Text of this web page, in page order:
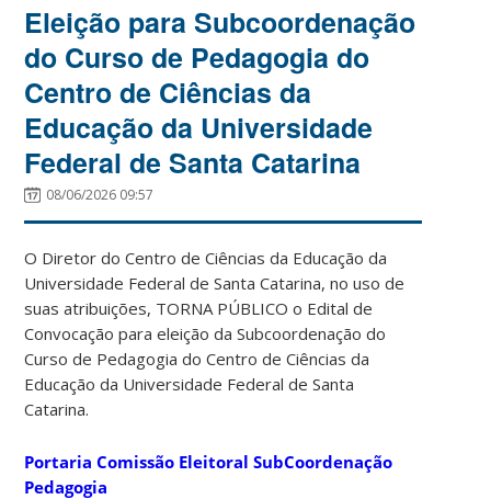
Eleição para Subcoordenação
do Curso de Pedagogia do
Centro de Ciências da
Educação da Universidade
Federal de Santa Catarina
08/06/2026 09:57
O Diretor do Centro de Ciências da Educação da
Universidade Federal de Santa Catarina, no uso de
suas atribuições, TORNA PÚBLICO o Edital de
Convocação para eleição da Subcoordenação do
Curso de Pedagogia do Centro de Ciências da
Educação da Universidade Federal de Santa
Catarina.
Portaria Comissão Eleitoral SubCoordenação
Pedagogia